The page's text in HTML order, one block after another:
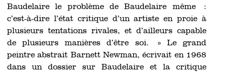
Baudelaire le problème de Baudelaire même :
c’est-à-dire l’état critique d’un artiste en proie à
plusieurs tentations rivales, et d’ailleurs capable
de plusieurs manières d’être soi. » Le grand
peintre abstrait Barnett Newman, écrivait en 1968
dans un dossier sur Baudelaire et la critique